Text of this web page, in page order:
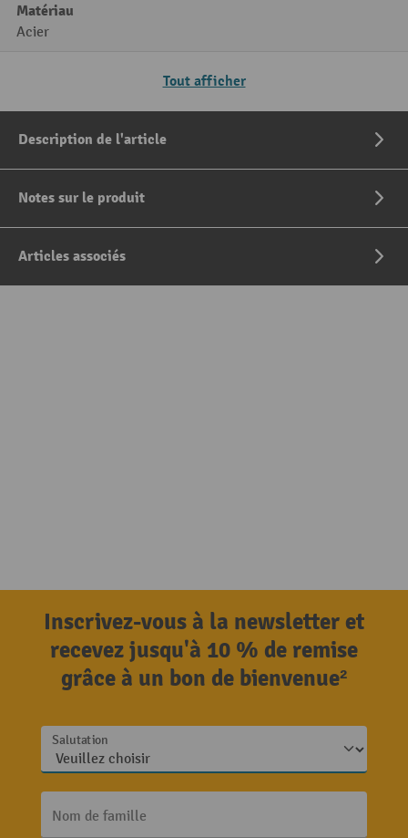
Matériau
Acier
Tout afficher
Description de l'article
Notes sur le produit
Articles associés
Inscrivez-vous à la newsletter et
recevez jusqu'à 10 % de remise
grâce à un bon de bienvenue²
Salutation
Nom de famille